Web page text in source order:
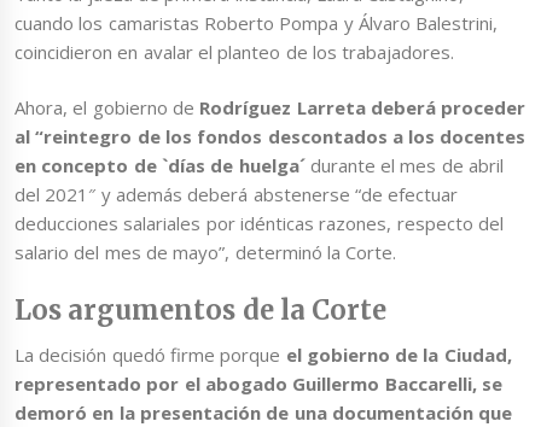
cuando los camaristas Roberto Pompa y Álvaro Balestrini,
coincidieron en avalar el planteo de los trabajadores.
Ahora, el gobierno de Rodríguez Larreta deberá proceder
al “reintegro de los fondos descontados a los docentes
en concepto de `días de huelga´durante el mes de abril
del 2021″ y además deberá abstenerse “de efectuar
deducciones salariales por idénticas razones, respecto del
salario del mes de mayo”, determinó la Corte.
Los argumentos de la Corte
La decisión quedó firme porque el gobierno de la Ciudad,
representado por el abogado Guillermo Baccarelli, se
demoró en la presentación de una documentación que